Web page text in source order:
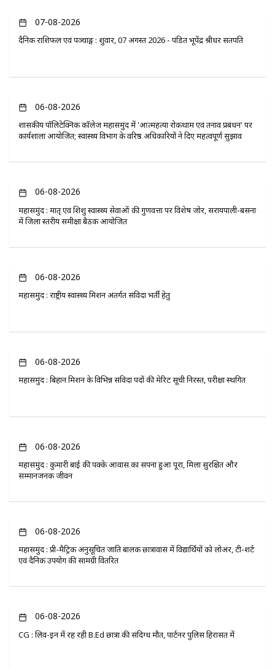
07-08-2026
दैनिक राशिफल एवं पञ्चाङ्ग : शुक्रवार, 07 अगस्त 2026 - पंडित भूपेंद्र श्रीधर सतपति
06-08-2026
​शासकीय पॉलिटेक्निक कॉलेज महासमुंद में 'आत्महत्या रोकथाम एवं तनाव प्रबंधन' पर
कार्यशाला आयोजित; स्वास्थ्य विभाग के वरिष्ठ अधिकारियों ने दिए महत्वपूर्ण सुझाव
06-08-2026
महासमुंद : मातृ एवं शिशु स्वास्थ्य सेवाओं की गुणवत्ता पर विशेष जोर, सरायपाली-बसना
में जिला स्तरीय समीक्षा बैठक आयोजित
06-08-2026
महासमुंद : राष्ट्रीय स्वास्थ्य मिशन अंतर्गत संविदा भर्ती हेतु
06-08-2026
महासमुंद : बिहान मिशन के विभिन्न संविदा पदों की मेरिट सूची निरस्त, परीक्षा स्थगित
06-08-2026
महासमुंद : कुमारी बाई की पक्के आवास का सपना हुआ पूरा, मिला सुरक्षित और
सम्मानजनक जीवन
06-08-2026
महासमुंद : प्री-मैट्रिक अनुसूचित जाति बालक छात्रावास में विद्यार्थियों को लोअर, टी-शर्ट
एवं दैनिक उपयोग की सामग्री वितरित
06-08-2026
CG : लिव-इन में रह रही B.Ed छात्रा की संदिग्ध मौत, पार्टनर पुलिस हिरासत में